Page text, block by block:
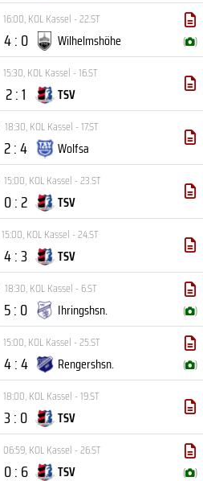
16:00,KOL Kassel - 22.ST
4 : 0 Wilhelmshöhe ( )
15:30,KOL Kassel - 16.ST
2 : 1
TSV
18:30,KOL Kassel - 17.ST
2 : 4
Wolfsa
15:00,KOL Kassel - 23.ST
0 : 2
TSV
15:00,KOL Kassel - 24.ST
4 : 3
TSV
18:30,KOL Kassel - 6.ST
5 : 0 Ihringshsn. ( )
15:00,KOL Kassel - 25.ST
4 : 4 Rengershsn. ( )
18:00,KOL Kassel - 19.ST
3 : 0
TSV
06:59,KOL Kassel - 26.ST
0 : 6 TSV ( )